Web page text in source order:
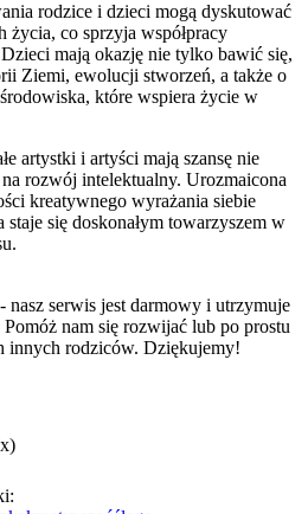
rodzice i dzieci mogą dyskutować
życia, co sprzyja współpracy
mają okazję nie tylko bawić się,
Ziemi, ewolucji stworzeń, a także o
które wspiera życie w
artystki i artyści mają szansę nie
rozwój intelektualny. Urozmaicona
kreatywnego wyrażania siebie
się doskonałym towarzyszem w
- nasz serwis jest darmowy i utrzymuje
nam się rozwijać lub po prostu
innych rodziców. Dziękujemy!